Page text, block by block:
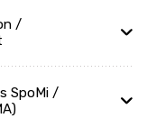
/
SpoMi /